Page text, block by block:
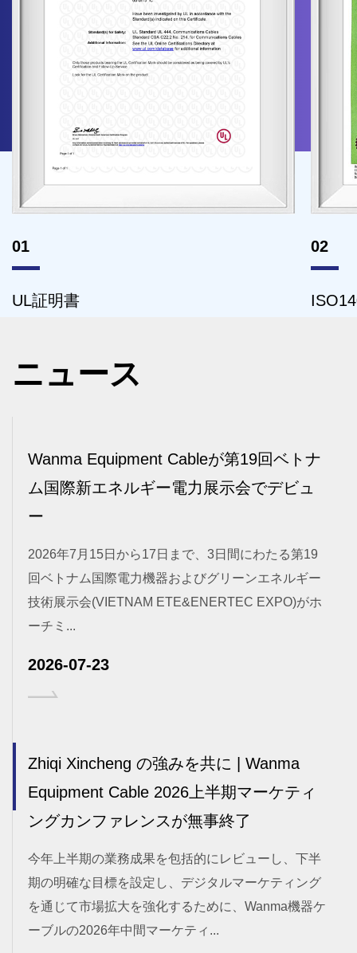
ISO14001証明書
ニュース
Wanma Equipment Cableが第19回ベトナ
ム国際新エネルギー電力展示会でデビュ
ー
2026年7月15日から17日まで、3日間にわたる第19
回ベトナム国際電力機器およびグリーンエネルギー
技術展示会(VIETNAM ETE&ENERTEC EXPO)がホ
ーチミ...
2026-07-23
Zhiqi Xincheng の強みを共に | Wanma
Equipment Cable 2026上半期マーケティ
ングカンファレンスが無事終了
今年上半期の業務成果を包括的にレビューし、下半
期の明確な目標を設定し、デジタルマーケティング
を通じて市場拡大を強化するために、Wanma機器ケ
ーブルの2026年中間マーケティ...